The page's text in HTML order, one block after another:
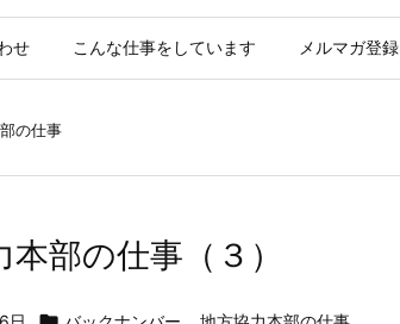
せ こんな仕事をしています メルマガ登録
の仕事
部の仕事（３）